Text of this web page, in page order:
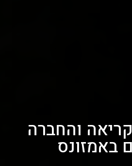
והחברה
באמזונס